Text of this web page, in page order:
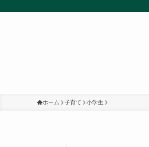
ホーム 子育て 小学生